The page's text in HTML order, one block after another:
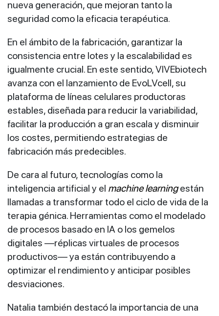
nueva generación, que mejoran tanto la
seguridad como la eficacia terapéutica.
En el ámbito de la fabricación, garantizar la
consistencia entre lotes y la escalabilidad es
igualmente crucial. En este sentido, VIVEbiotech
avanza con el lanzamiento de EvoLVcell, su
plataforma de líneas celulares productoras
estables, diseñada para reducir la variabilidad,
facilitar la producción a gran escala y disminuir
los costes, permitiendo estrategias de
fabricación más predecibles.
De cara al futuro, tecnologías como la
inteligencia artificial y el machine learningestán
llamadas a transformar todo el ciclo de vida de la
terapia génica. Herramientas como el modelado
de procesos basado en IA o los gemelos
digitales —réplicas virtuales de procesos
productivos— ya están contribuyendo a
optimizar el rendimiento y anticipar posibles
desviaciones.
Natalia también destacó la importancia de una